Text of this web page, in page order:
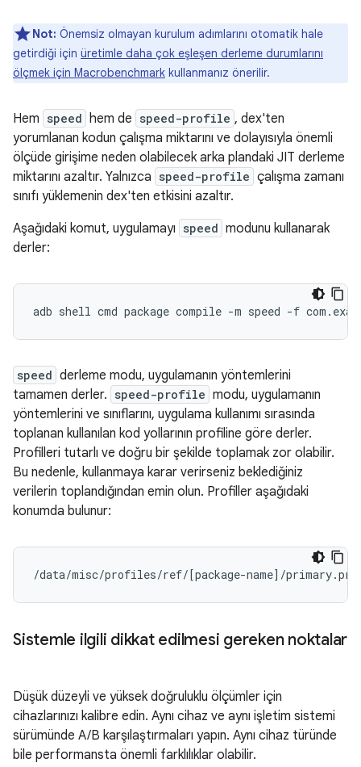
Not: Önemsiz olmayan kurulum adımlarını otomatik hale
getirdiği için üretimle daha çok eşleşen derleme durumlarını
ölçmek için Macrobenchmark kullanmanız önerilir.
Hem speed hem de speed-profile , dex'ten
yorumlanan kodun çalışma miktarını ve dolayısıyla önemli
ölçüde girişime neden olabilecek arka plandaki JIT derleme
miktarını azaltır. Yalnızca speed-profile çalışma zamanı
sınıfı yüklemenin dex'ten etkisini azaltır.
Aşağıdaki komut, uygulamayı speed modunu kullanarak
derler:
adb shell cmd package compile -m speed -f
speed derleme modu, uygulamanın yöntemlerini
tamamen derler. speed-profile modu, uygulamanın
yöntemlerini ve sınıflarını, uygulama kullanımı sırasında
toplanan kullanılan kod yollarının profiline göre derler.
Profilleri tutarlı ve doğru bir şekilde toplamak zor olabilir.
Bu nedenle, kullanmaya karar verirseniz beklediğiniz
verilerin toplandığından emin olun. Profiller aşağıdaki
konumda bulunur:
/data/misc/profiles/ref/[package-name]
Sistemle ilgili dikkat edilmesi gereken noktalar
Düşük düzeyli ve yüksek doğruluklu ölçümler için
cihazlarınızı kalibre edin. Aynı cihaz ve aynı işletim sistemi
sürümünde A/B karşılaştırmaları yapın. Aynı cihaz türünde
bile performansta önemli farklılıklar olabilir.